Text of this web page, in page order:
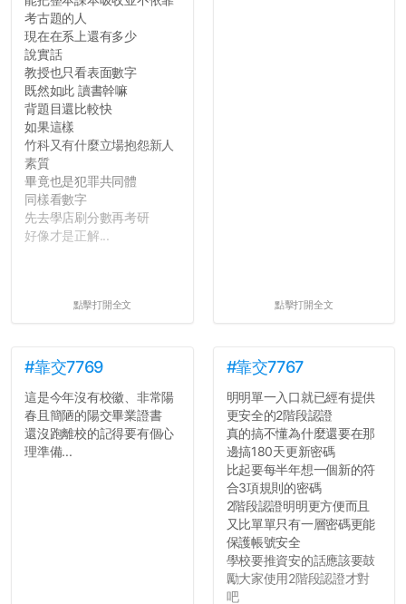
考古題的人
現在在系上還有多少
說實話
教授也只看表面數字
既然如此 讀書幹嘛
背題目還比較快
如果這樣
竹科又有什麼立場抱怨新人
素質
畢竟也是犯罪共同體
同樣看數字
先去學店刷分數再考研
好像才是正解...
點擊打開全文 點擊打開全文
#靠交7769
這是今年沒有校徽、非常陽
春且簡陋的陽交畢業證書
還沒跑離校的記得要有個心
理準備...
#靠交7767
明明單一入口就已經有提供
更安全的2階段認證
真的搞不懂為什麼還要在那
邊搞180天更新密碼
比起要每半年想一個新的符
合3項規則的密碼
2階段認證明明更方便而且
又比單單只有一層密碼更能
保護帳號安全
學校要推資安的話應該要鼓
勵大家使用2階段認證才對
吧